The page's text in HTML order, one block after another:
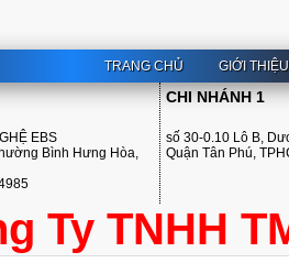
TRANG CHỦ GIỚI THIỆU
EBS
Bình Hưng Hòa,
CHI NHÁNH 1
số 30-0.10 Lô B,
Quận Tân Phú,
Ty TNHH